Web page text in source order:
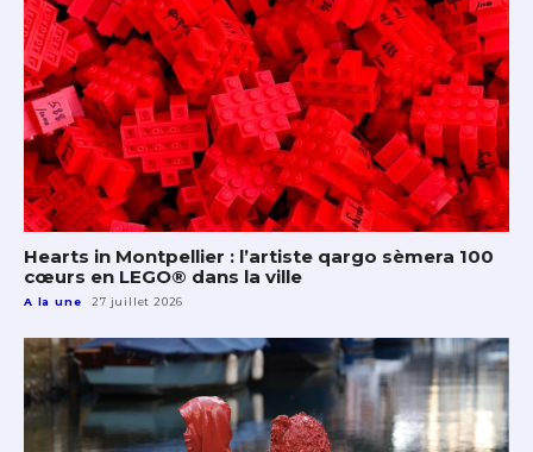
Hearts in Montpellier : l’artiste qargo sèmera 100
cœurs en LEGO® dans la ville
A la une 27 juillet 2026